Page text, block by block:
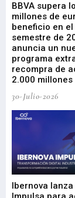
BBVA supera
millones de
beneficio en
semestre de
anuncia un
programa
recompra de
2.000
30-Julio-2026
Ibernova